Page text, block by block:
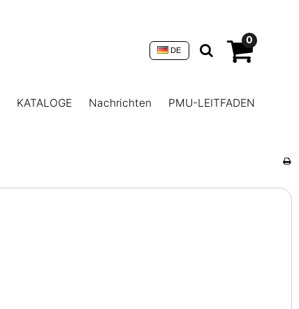
0
DE
KATALOGE Nachrichten
PMU-LEITFADEN